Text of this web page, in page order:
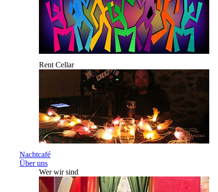
Rent Cellar
Nachtcafé
Über uns
Wer wir sind